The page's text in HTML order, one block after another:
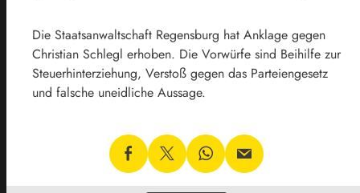
Die Staatsanwaltschaft Regensburg hat Anklage gegen
Christian Schlegl erhoben. Die Vorwürfe sind Beihilfe zur
Steuerhinterziehung, Verstoß gegen das Parteiengesetz
und falsche uneidliche Aussage.